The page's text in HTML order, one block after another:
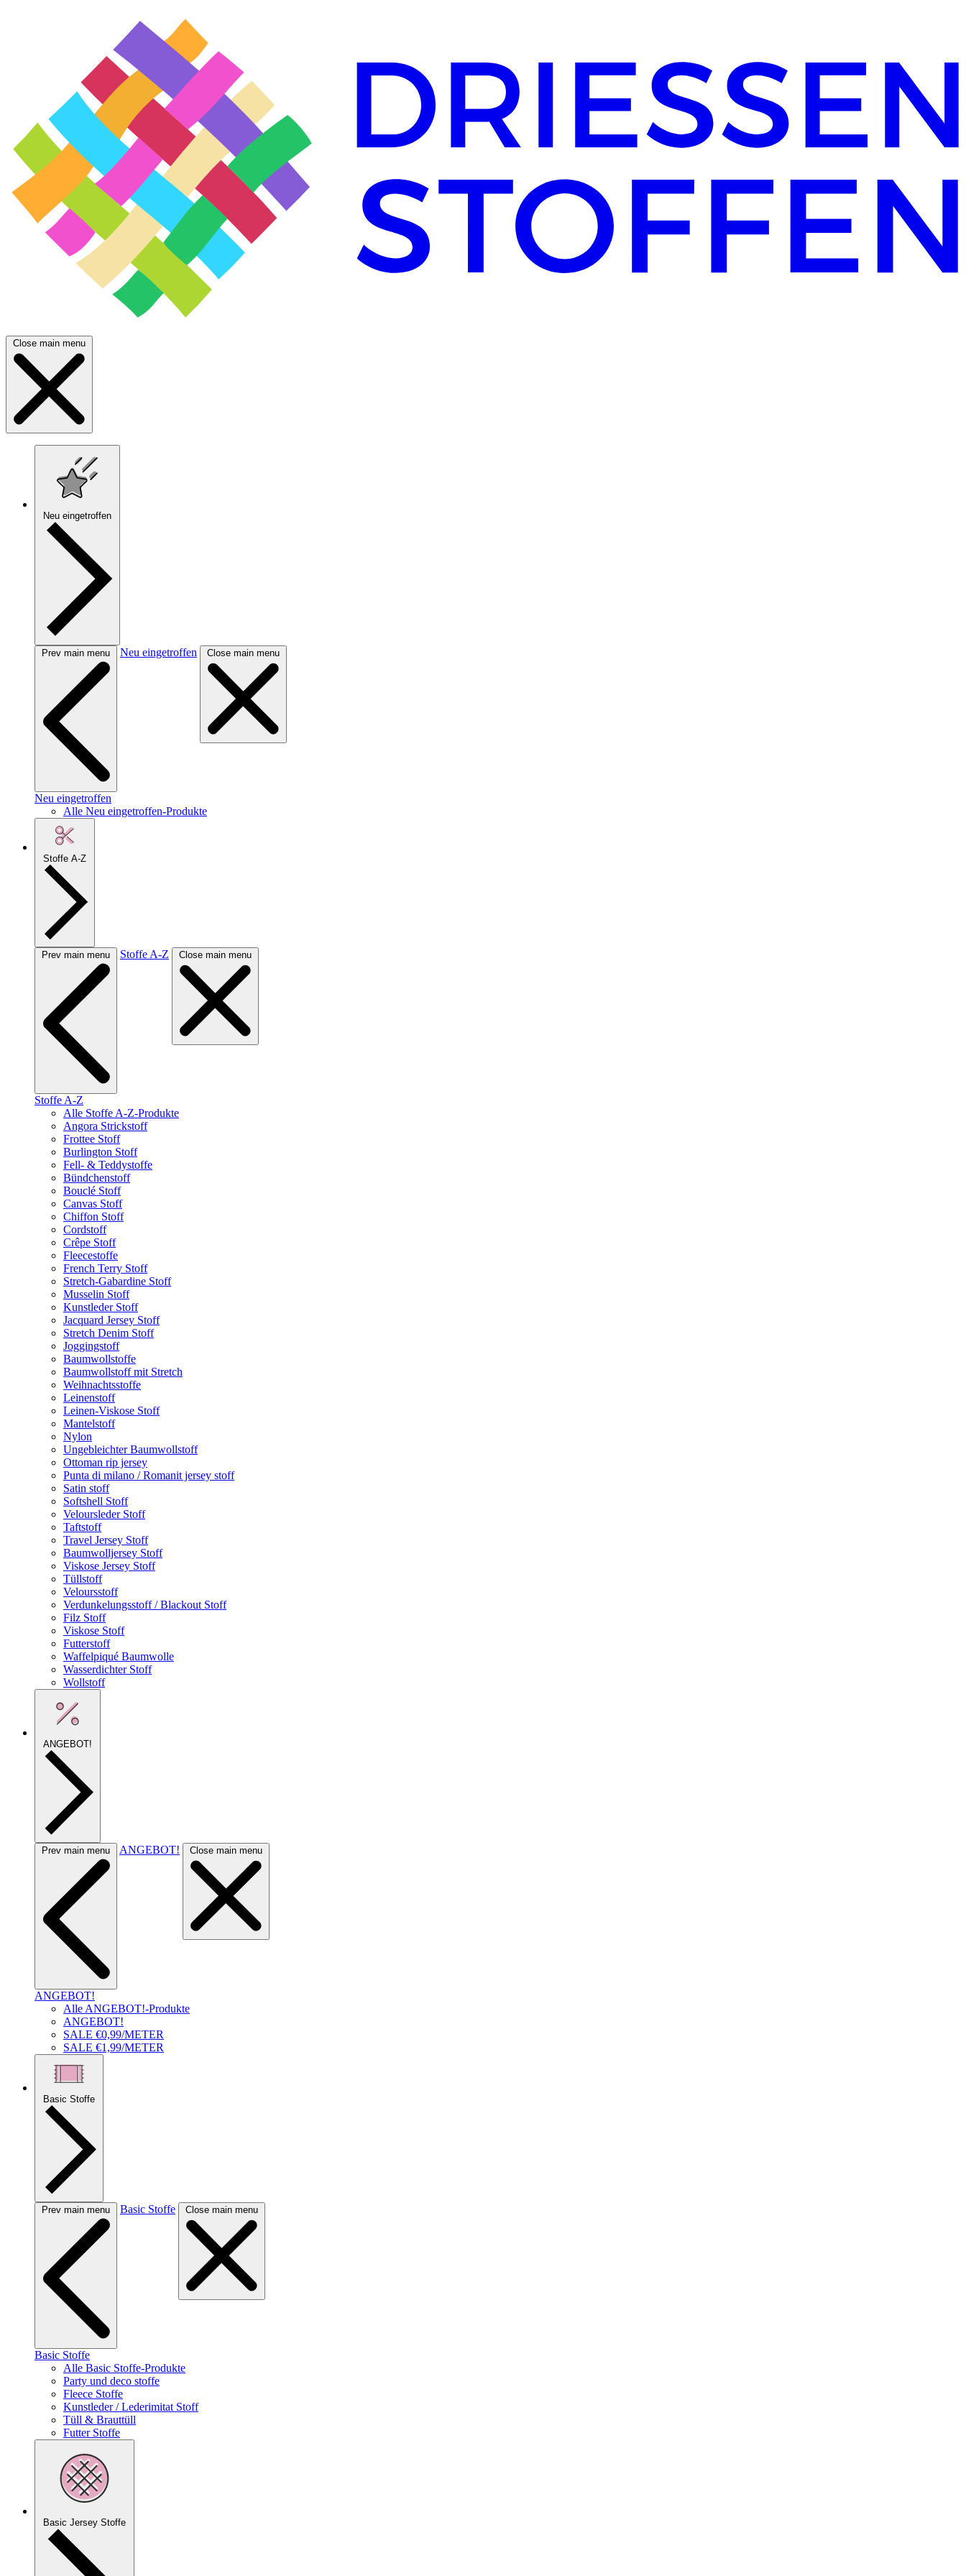
Close main menu
Neu eingetroffen
Prev main menu Neu eingetroffen Close main menu
Neu eingetroffen
Alle Neu eingetroffen-Produkte
Stoffe A-Z
Prev main menu Stoffe A-Z Close main menu
Stoffe A-Z
Alle Stoffe A-Z-Produkte
Angora Strickstoff
Frottee Stoff
Burlington Stoff
Fell- & Teddystoffe
Bündchenstoff
Bouclé Stoff
Canvas Stoff
Chiffon Stoff
Cordstoff
Crêpe Stoff
Fleecestoffe
French Terry Stoff
Stretch-Gabardine Stoff
Musselin Stoff
Kunstleder Stoff
Jacquard Jersey Stoff
Stretch Denim Stoff
Joggingstoff
Baumwollstoffe
Baumwollstoff mit Stretch
Weihnachtsstoffe
Leinenstoff
Leinen-Viskose Stoff
Mantelstoff
Nylon
Ungebleichter Baumwollstoff
Ottoman rip jersey
Punta di milano / Romanit jersey stoff
Satin stoff
Softshell Stoff
Veloursleder Stoff
Taftstoff
Travel Jersey Stoff
Baumwolljersey Stoff
Viskose Jersey Stoff
Tüllstoff
Veloursstoff
Verdunkelungsstoff / Blackout Stoff
Filz Stoff
Viskose Stoff
Futterstoff
Waffelpiqué Baumwolle
Wasserdichter Stoff
Wollstoff
ANGEBOT!
Prev main menu ANGEBOT! Close main menu
ANGEBOT!
Alle ANGEBOT!-Produkte
ANGEBOT!
SALE €0,99/METER
SALE €1,99/METER
Basic Stoffe
Prev main menu Basic Stoffe Close main menu
Basic Stoffe
Alle Basic Stoffe-Produkte
Party und deco stoffe
Fleece Stoffe
Kunstleder / Lederimitat Stoff
Tüll & Brauttüll
Futter Stoffe
Basic Jersey Stoffe